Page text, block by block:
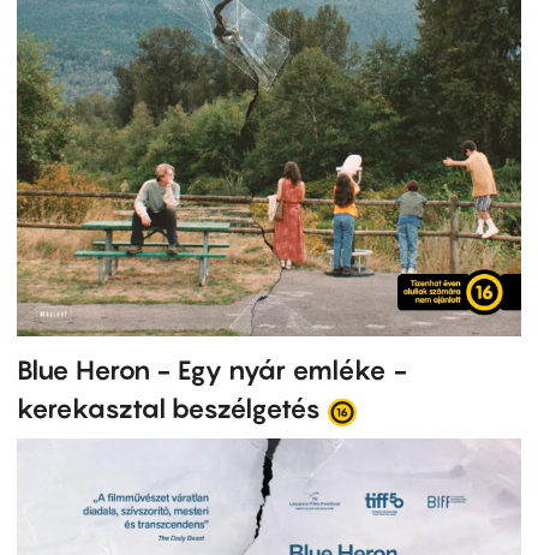
Blue Heron - Egy nyár emléke -
kerekasztal beszélgetés